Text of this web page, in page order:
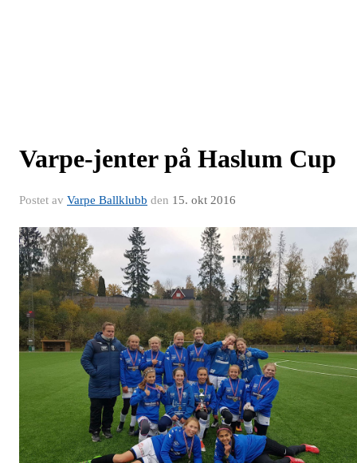
Varpe-jenter på Haslum Cup
Postet av Varpe Ballklubb den 15. okt 2016